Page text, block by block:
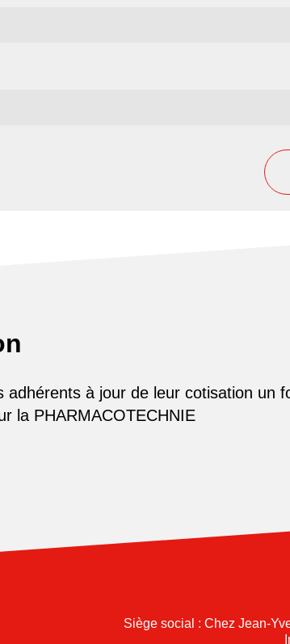
adhérents à jour de leur cotisation un
la PHARMACOTECHNIE
Siège social : Chez Jean-